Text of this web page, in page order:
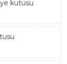
kutusu